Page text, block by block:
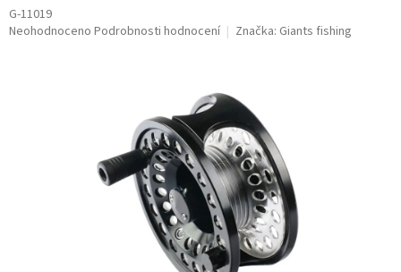
G-11019
Průměrné
Neohodnoceno Podrobnosti hodnocení Značka: Giants fishing